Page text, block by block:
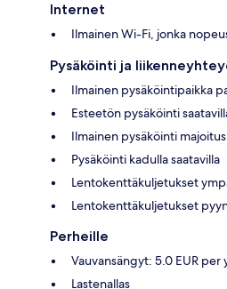
Internet
Ilmainen Wi-Fi, jonka
Pysäköinti ja
Ilmainen pysäköintipaikka
Esteetön pysäköinti
Ilmainen pysäköinti
Pysäköinti kadulla saatavilla
Lentokenttäkuljetukset
Lentokenttäkuljetukset
Perheille
Vauvansängyt: 5.0 EUR per
Lastenallas